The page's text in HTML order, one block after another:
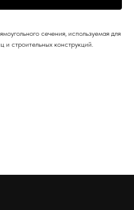
сечения, используемая для
и строительных конструкций.